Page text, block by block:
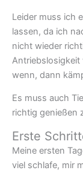
Leider muss ich
lassen, da ich
nicht wieder
Antriebslosigkeit
wenn, dann
Es muss auch
richtig genießen
Erste
Meine ersten
viel schlafe, mir